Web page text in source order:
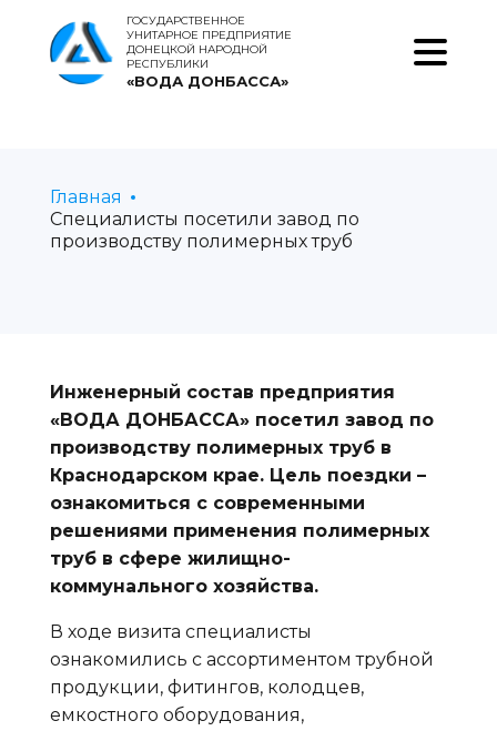
ГОСУДАРСТВЕННОЕ
УНИТАРНОЕ ПРЕДПРИЯТИЕ
ДОНЕЦКОЙ НАРОДНОЙ
РЕСПУБЛИКИ
«ВОДА ДОНБАССА»
Главная
Специалисты посетили завод по
производству полимерных труб
Инженерный состав предприятия
«ВОДА ДОНБАССА» посетил завод по
производству полимерных труб в
Краснодарском крае. Цель поездки –
ознакомиться с современными
решениями применения полимерных
труб в сфере жилищно-
коммунального хозяйства.
В ходе визита специалисты
ознакомились с ассортиментом трубной
продукции, фитингов, колодцев,
емкостного оборудования,